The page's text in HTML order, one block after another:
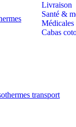
Livraison
Santé &
Médicales
Cabas
transport